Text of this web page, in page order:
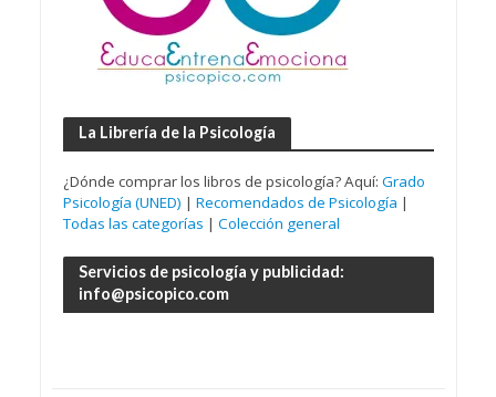
La Librería de la Psicología
¿Dónde comprar los libros de psicología? Aquí: Grado
Psicología (UNED) | Recomendados de Psicología |
Todas las categorías | Colección general
Servicios de psicología y publicidad:
info@psicopico.com